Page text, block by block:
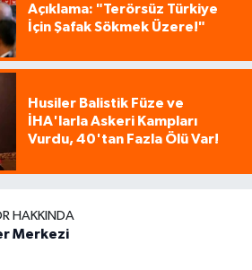
Açıklama: "Terörsüz Türkiye
İçin Şafak Sökmek Üzere!"
Husiler Balistik Füze ve
İHA'larla Askeri Kampları
Vurdu, 40'tan Fazla Ölü Var!
HAKKINDA
Merkezi